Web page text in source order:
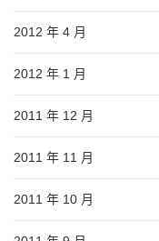
2012 年 4 月
2012 年 1 月
2011 年 12 月
2011 年 11 月
2011 年 10 月